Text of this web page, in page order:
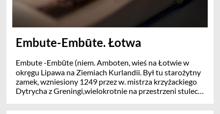
Embute-Embūte. Łotwa
Embute -Embūte (niem. Amboten, wieś na Łotwie w
okręgu Lipawa na Ziemiach Kurlandii. Był tu starożytny
zamek, wzniesiony 1249 przez w. mistrza krzyżackiego
Dytrycha z Greningi,wielokrotnie na przestrzeni stuleci